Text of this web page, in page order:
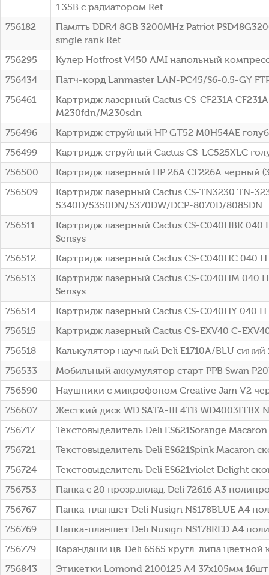
1.35В с радиатором Ret
756182
Память DDR4 8GB 3200MHz Patriot
single rank Ret
756295
Кулер Hotfrost V450 AMI напольный
756434
Патч-корд Lanmaster LAN-PC45/S6-0.5-GY
756461
Картридж лазерный Cactus CS-CF231A
M230fdn/M230sdn
756496
Картридж струйный HP GT52 M0H54AE
756499
Картридж струйный Cactus CS-LC525XLC
756500
Картридж лазерный HP 26A CF226A черный
756509
Картридж лазерный Cactus CS-TN3230 TN-
5340D/5350DN/5370DW/DCP-8070D/8085DN
756511
Картридж лазерный Cactus CS-C040HBK 040
Sensys
756512
Картридж лазерный Cactus CS-C040HC 040 H
756513
Картридж лазерный Cactus CS-C040HM 040
Sensys
756514
Картридж лазерный Cactus CS-C040HY 040 H
756515
Картридж лазерный Cactus CS-EXV40 C-
756518
Калькулятор научный Deli E1710A/BLU синий
756533
Мобильный аккумулятор старт PPB Swan
756590
Наушники с микрофоном Creative Jam V2
756607
Жесткий диск WD SATA-III 4TB WD4003FFBX
756717
Текстовыделитель Deli ES621Sorange
756721
Текстовыделитель Deli ES621Spink
756724
Текстовыделитель Deli ES621violet Delight
756753
Папка с 20 прозр.вклад. Deli 72616 A3
756767
Папка-планшет Deli Nusign NS178BLUE A4
756769
Папка-планшет Deli Nusign NS178RED A4
756779
Карандаши цв. Deli 6565 кругл. липа цветной
756843
Этикетки Lomond 2100125 A4 37x105мм